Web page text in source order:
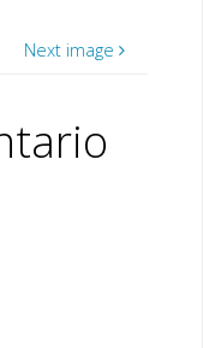
Next image